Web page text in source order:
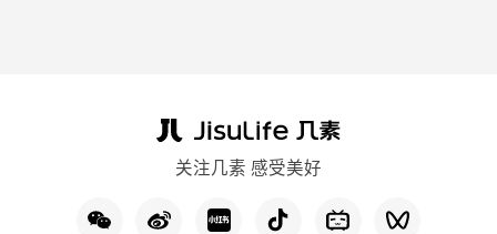
关注几素 感受美好